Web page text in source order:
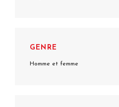
GENRE
Homme et femme